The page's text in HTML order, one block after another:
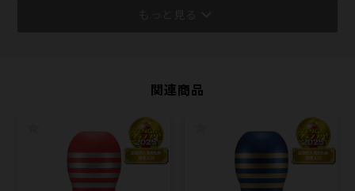
関連商品